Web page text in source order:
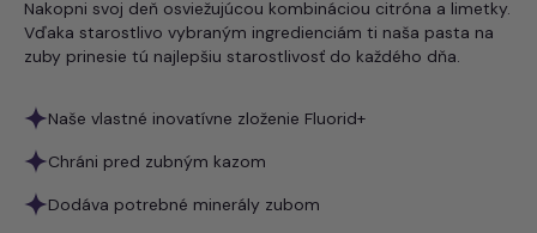
Nakopni svoj deň osviežujúcou kombináciou citróna a limetky.
Vďaka starostlivo vybraným ingredienciám ti naša pasta na
zuby prinesie tú najlepšiu starostlivosť do každého dňa.
Naše vlastné inovatívne zloženie Fluorid+
Chráni pred zubným kazom
Dodáva potrebné minerály zubom